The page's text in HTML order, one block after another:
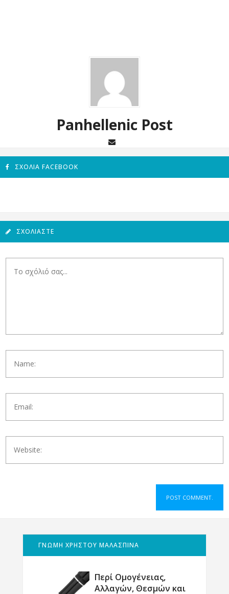
Panhellenic Post
ΣΧΌΛΙΑ FACEBOOK
ΣΧΟΛΙΆΣΤΕ
ΓΝΩΜΗ ΧΡΗΣΤΟΥ ΜΑΛΑΣΠΙΝΑ
Περί Ομογένειας,
Αλλαγών, Θεσμών και